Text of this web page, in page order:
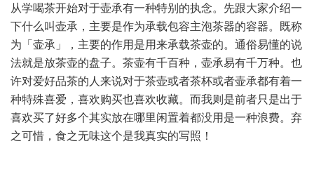
从学喝茶开始对于壶承有一种特别的执念。先跟大家介绍一
下什么叫壶承，主要是作为承载包容主泡茶器的容器。既称
为「壶承」，主要的作用是用来承载茶壶的。通俗易懂的说
法就是放茶壶的盘子。茶壶有千百种，壶承易有千万种。也
许对爱好品茶的人来说对于茶壶或者茶杯或者壶承都有着一
种特殊喜爱，喜欢购买也喜欢收藏。而我则是前者只是出于
喜欢买了好多个其实放在哪里闲置着都没用是一种浪费。弃
之可惜，食之无味这个是我真实的写照！